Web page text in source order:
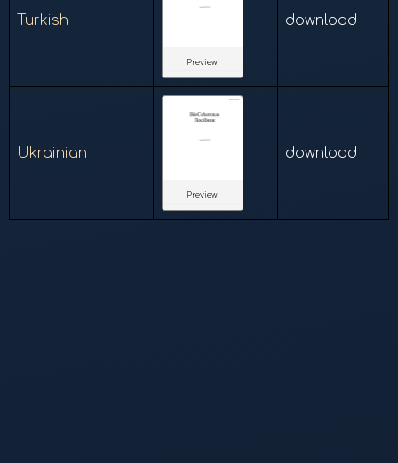
Turkish
Preview
download
Ukrainian
Preview
download